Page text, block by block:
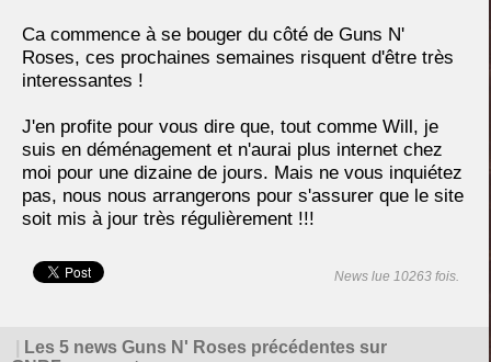
Ca commence à se bouger du côté de Guns N'
Roses, ces prochaines semaines risquent d'être très
interessantes !
J'en profite pour vous dire que, tout comme Will, je
suis en déménagement et n'aurai plus internet chez
moi pour une dizaine de jours. Mais ne vous inquiétez
pas, nous nous arrangerons pour s'assurer que le site
soit mis à jour très régulièrement !!!
News lue 10263 fois.
Les 5 news Guns N' Roses précédentes sur